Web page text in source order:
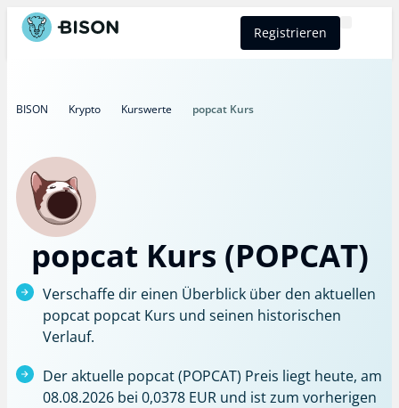
Registrieren
BISON Krypto Kurswerte popcat Kurs
popcat Kurs (POPCAT)
Verschaffe dir einen Überblick über den aktuellen
popcat popcat Kurs und seinen historischen
Verlauf.
Der aktuelle popcat (POPCAT) Preis liegt heute, am
08.08.2026 bei 0,0378 EUR und ist zum vorherigen